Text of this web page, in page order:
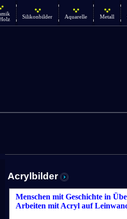
Silikonbilder Aquarelle Metall
Acrylbilder
Menschen mit Geschichte in
Arbeiten mit Acryl auf